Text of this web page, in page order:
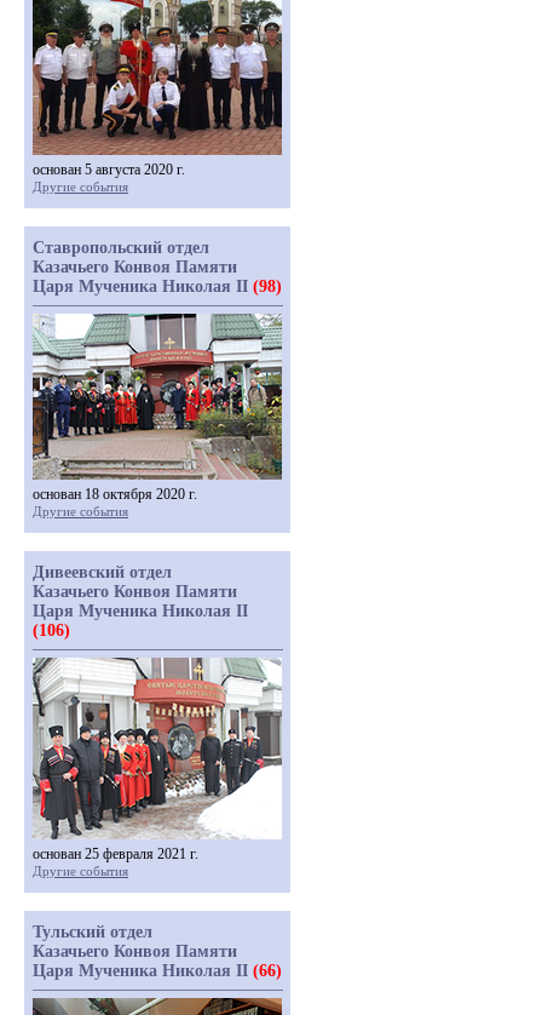
основан 5 августа 2020 г.
Другие события
Ставропольский отдел
Казачьего Конвоя Памяти
Царя Мученика Николая II (98)
основан 18 октября 2020 г.
Другие события
Дивеевский отдел
Казачьего Конвоя Памяти
Царя Мученика Николая II
(106)
основан 25 февраля 2021 г.
Другие события
Тульский отдел
Казачьего Конвоя Памяти
Царя Мученика Николая II (66)